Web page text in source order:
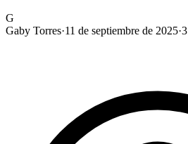
G
Gaby Torres·11 de septiembre de 2025·3